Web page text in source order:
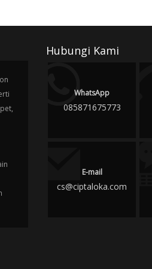
Hubungi Kami
WhatsApp
085871675773
E-mail
cs@ciptaloka.com